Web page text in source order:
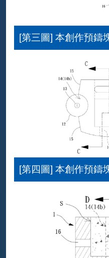
[第三圖] 本創作預鑄
[第四圖] 本創作預鑄